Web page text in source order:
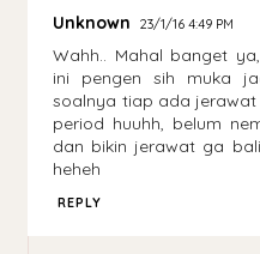
Unknown 23/1/16 4:49 PM
Wahh.. Mahal banget
ini pengen sih muka
soalnya tiap ada
period huuhh, belum
dan bikin jerawat ga
heheh
REPLY